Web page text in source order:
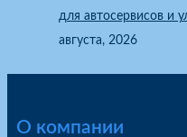
для автосервисов и
августа, 2026
О компании